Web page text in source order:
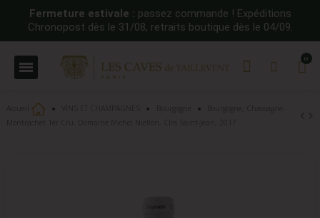
Fermeture estivale : passez commande ! Expéditions
Chronopost dès le 31/08, retraits boutique dès le 04/09.